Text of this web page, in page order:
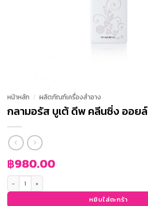
หน้าหลัก / ผลิตภัณฑ์เครื่องสำอาง
กลามอรัส บูเต้ ดีพ คลีนซิ่ง ออยล์
฿980.00
จำนวน กลามอรัส บูเต้ ดีพ คลีนซิ่ง ออยล์ ชิ้น
หยิบใส่ตะกร้า